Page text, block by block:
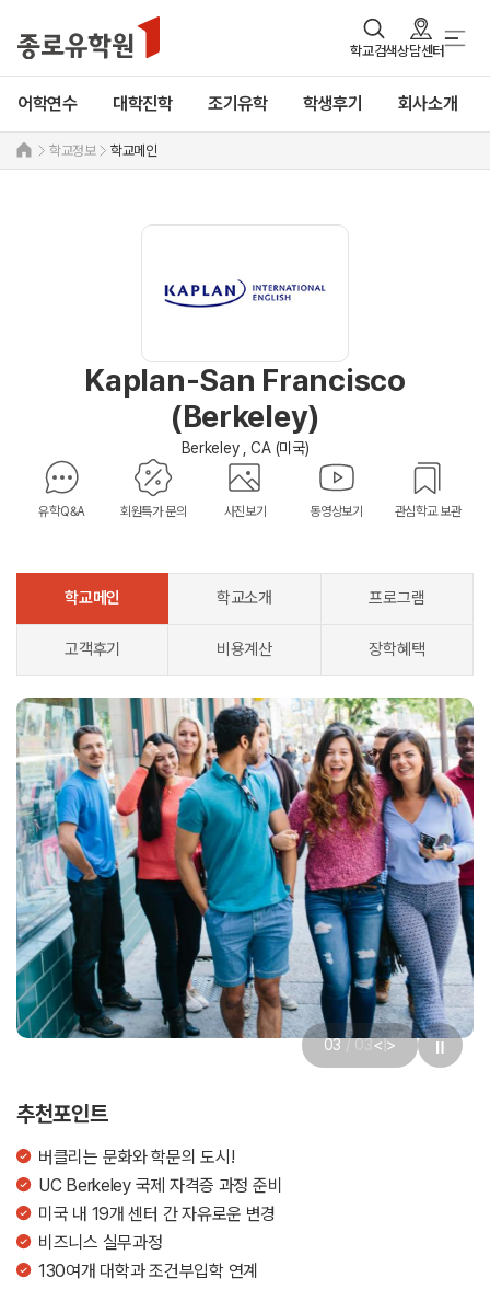
학교검색상담센터
어학연수 대학진학 조기유학 학생후기 회사소개
학교정보 학교메인
Kaplan-San Francisco
(Berkeley)
Berkeley , CA (미국)
유학Q&A 회원특가 문의 사진보기 동영상보기 관심학교 보관
학교메인 학교소개 프로그램
고객후기 비용계산 장학혜택
03 < >
추천포인트
버클리는 문화와 학문의 도시!
UC Berkeley 국제 자격증 과정 준비
미국 내 19개 센터 간 자유로운 변경
비즈니스 실무과정
130여개 대학과 조건부입학 연계